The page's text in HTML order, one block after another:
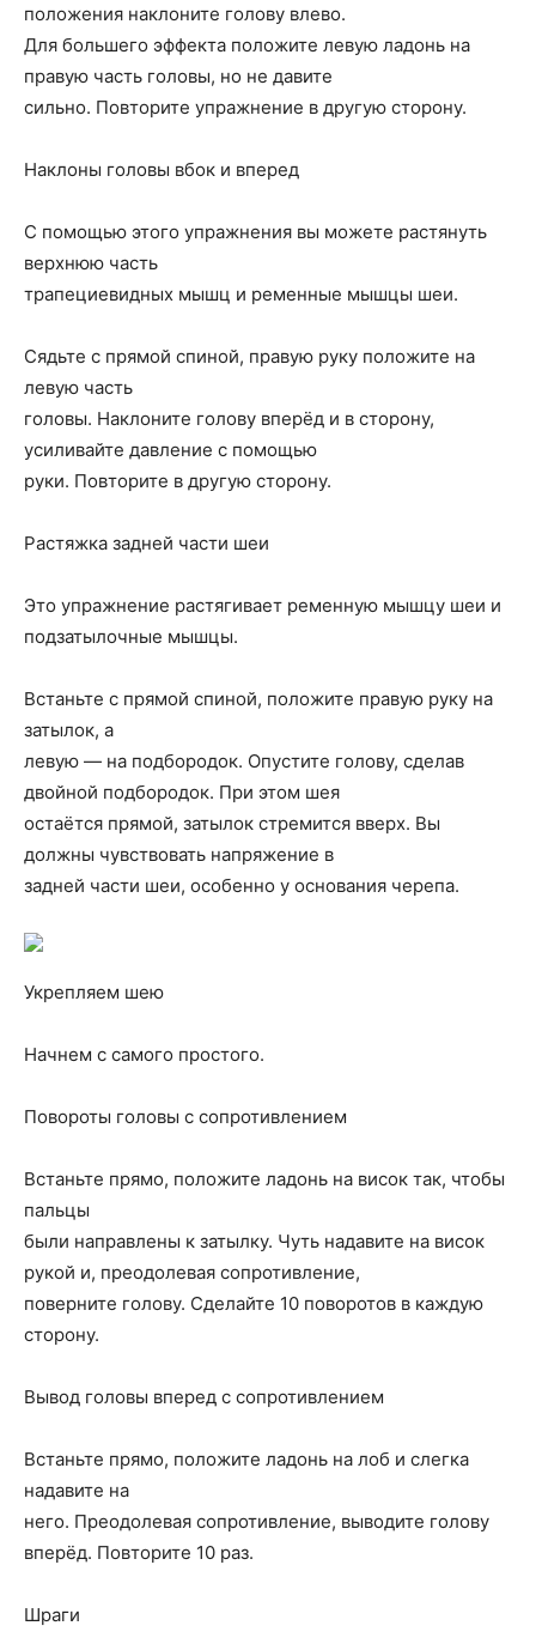
положения наклоните голову влево.
Для большего эффекта положите левую ладонь на
правую часть головы, но не давите
сильно. Повторите упражнение в другую сторону.
Наклоны головы вбок и вперед
С помощью этого упражнения вы можете растянуть
верхнюю часть
трапециевидных мышц и ременные мышцы шеи.
Сядьте с прямой спиной, правую руку положите на
левую часть
головы. Наклоните голову вперёд и в сторону,
усиливайте давление с помощью
руки. Повторите в другую сторону.
Растяжка задней части шеи
Это упражнение растягивает ременную мышцу шеи и
подзатылочные мышцы.
Встаньте с прямой спиной, положите правую руку на
затылок, а
левую — на подбородок. Опустите голову, сделав
двойной подбородок. При этом шея
остаётся прямой, затылок стремится вверх. Вы
должны чувствовать напряжение в
задней части шеи, особенно у основания черепа.
Укрепляем шею
Начнем с самого простого.
Повороты головы с сопротивлением
Встаньте прямо, положите ладонь на висок так, чтобы
пальцы
были направлены к затылку. Чуть надавите на висок
рукой и, преодолевая сопротивление,
поверните голову. Сделайте 10 поворотов в каждую
сторону.
Вывод головы вперед с сопротивлением
Встаньте прямо, положите ладонь на лоб и слегка
надавите на
него. Преодолевая сопротивление, выводите голову
вперёд. Повторите 10 раз.
Шраги